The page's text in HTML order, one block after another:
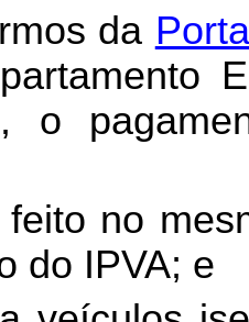
da
o
no
do IPVA; e